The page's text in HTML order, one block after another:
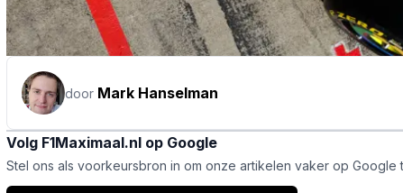
door Mark Hanselman
Volg F1Maximaal.nl op Google
Stel ons als voorkeursbron in om onze artikelen vaker op Google